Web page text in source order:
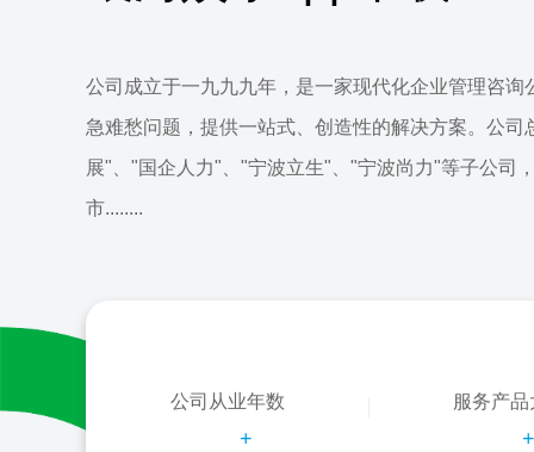
公司成立于一九九九年，是一家现代化企业管理咨询
急难愁问题，提供一站式、创造性的解决方案。公
展"、"国企人力"、"宁波立生"、"宁波尚力"等子公司
市........
公司从业年数
+
服务产